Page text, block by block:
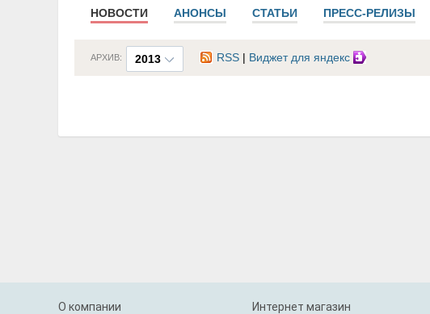
НОВОСТИ АНОНСЫ СТАТЬИ ПРЕСС-РЕЛИЗЫ
2013
АРХИВ: RSS | Виджет для яндекс
О компании Интернет магазин